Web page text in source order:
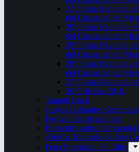
31ª Fiesta Nacional
del Chamamé del
30ª Fiesta Nacional
del Chamamé del
29ª Fiesta Nacional
del Chamamé del
28ª Fiesta Nacional
del Chamamé del
27ª Fiesta Nacional
26ª Edición. 2016.
Taragüi Rock
Juegos Culturales
Festival Corrientes Jazz
Encuentro sobre
ArteCo. Mercado de Arte
Feria Provincial del Libro